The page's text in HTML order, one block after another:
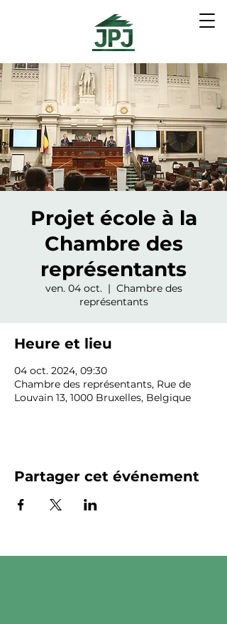
Projet école à la
Chambre des
représentants
ven. 04 oct.
  |
Chambre des
représentants
Heure et lieu
04 oct. 2024, 09:30
Chambre des représentants, Rue de
Louvain 13, 1000 Bruxelles, Belgique
Partager cet événement